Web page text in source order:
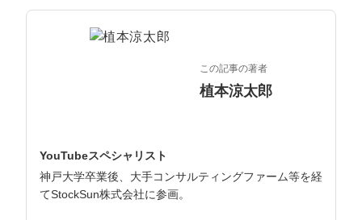
常勤監査役
この記事の著者
植本涼太郎
YouTubeスペシャリスト
神戸大学卒業後、大手コンサルティングファーム等を経
てStockSun株式会社に参画。